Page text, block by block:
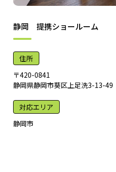
静岡 提携ショールーム
住所
〒420-0841
静岡県静岡市葵区上足洗3-13-49
対応エリア
静岡市